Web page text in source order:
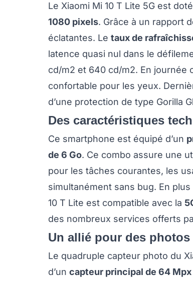
Le Xiaomi Mi 10 T Lite 5G est
1080 pixels. Grâce à un rapport
éclatantes. Le taux de
latence quasi nul dans le
cd/m2 et 640 cd/m2. En journée
confortable pour les yeux.
d’une protection de type Gorilla
Des caractéristiques
Ce smartphone est équipé d’un
de 6 Go. Ce combo assure une
pour les tâches courantes, les
simultanément sans bug. En plus
10 T Lite est compatible avec la
des nombreux services offerts
Un allié pour des
Le quadruple capteur photo du
d’un capteur principal de 64